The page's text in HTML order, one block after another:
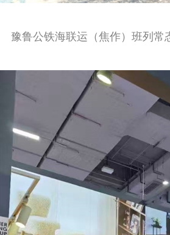
豫鲁公铁海联运（焦作）班列常